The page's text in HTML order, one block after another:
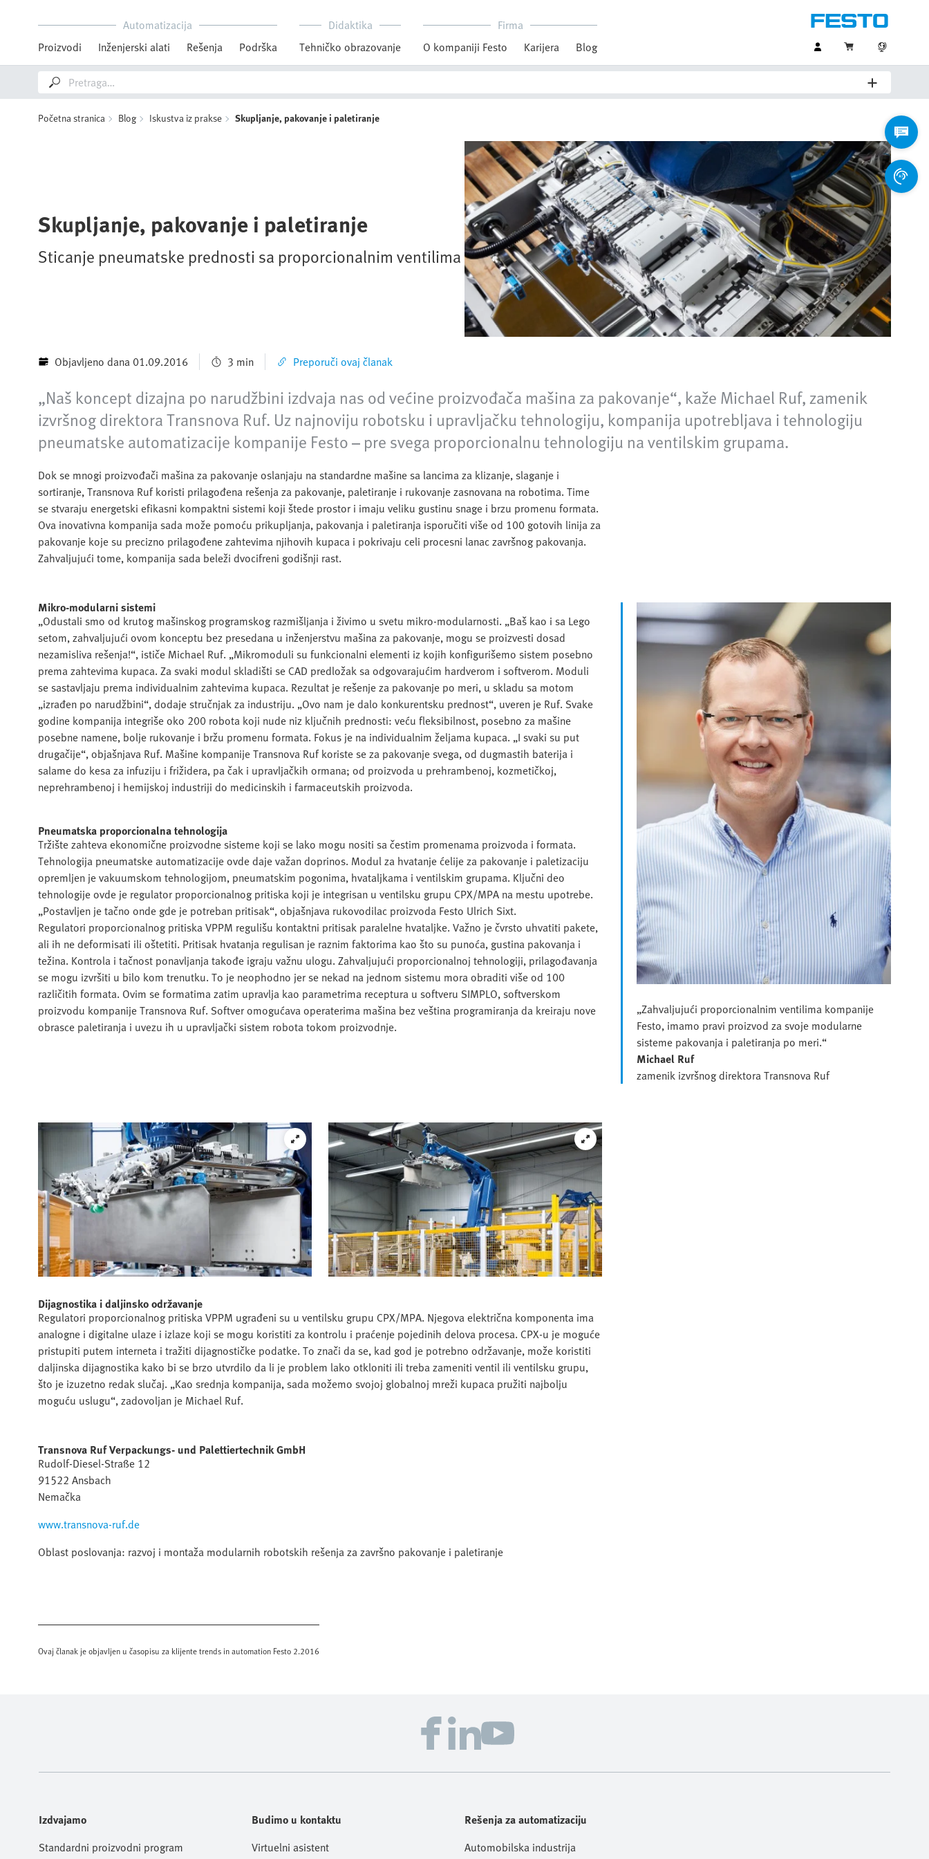
Automatizacija
Proizvodi
Inženjerski alati Rešenja Podrška
Didaktika
Tehničko obrazovanje
Firma
O kompaniji Festo
Karijera Blog
Početna stranica Blog Iskustva iz prakse Skupljanje, pakovanje i paletiranje
Skupljanje, pakovanje i paletiranje
Sticanje pneumatske prednosti sa proporcionalnim ventilima
Objavljeno dana 01.09.2016 3 min Preporuči ovaj članak
„Naš koncept dizajna po narudžbini izdvaja nas od većine proizvođača mašina za pakovanje“, kaže Michael Ruf, zamenik
izvršnog direktora Transnova Ruf. Uz najnoviju robotsku i upravljačku tehnologiju, kompanija upotrebljava i tehnologiju
pneumatske automatizacije kompanije Festo – pre svega proporcionalnu tehnologiju na ventilskim grupama.
Dok se mnogi proizvođači mašina za pakovanje oslanjaju na standardne mašine sa lancima za klizanje, slaganje i
sortiranje, Transnova Ruf koristi prilagođena rešenja za pakovanje, paletiranje i rukovanje zasnovana na robotima. Time
se stvaraju energetski efikasni kompaktni sistemi koji štede prostor i imaju veliku gustinu snage i brzu promenu formata.
Ova inovativna kompanija sada može pomoću prikupljanja, pakovanja i paletiranja isporučiti više od 100 gotovih linija za
pakovanje koje su precizno prilagođene zahtevima njihovih kupaca i pokrivaju celi procesni lanac završnog pakovanja.
Zahvaljujući tome, kompanija sada beleži dvocifreni godišnji rast.
Mikro-modularni sistemi
„Odustali smo od krutog mašinskog programskog razmišljanja i živimo u svetu mikro-modularnosti. „Baš kao i sa Lego
setom, zahvaljujući ovom konceptu bez presedana u inženjerstvu mašina za pakovanje, mogu se proizvesti dosad
nezamisliva rešenja!“, ističe Michael Ruf. „Mikromoduli su funkcionalni elementi iz kojih konfigurišemo sistem posebno
prema zahtevima kupaca. Za svaki modul skladišti se CAD predložak sa odgovarajućim hardverom i softverom. Moduli
se sastavljaju prema individualnim zahtevima kupaca. Rezultat je rešenje za pakovanje po meri, u skladu sa motom
„izrađen po narudžbini“, dodaje stručnjak za industriju. „Ovo nam je dalo konkurentsku prednost“, uveren je Ruf. Svake
godine kompanija integriše oko 200 robota koji nude niz ključnih prednosti: veću fleksibilnost, posebno za mašine
posebne namene, bolje rukovanje i bržu promenu formata. Fokus je na individualnim željama kupaca. „I svaki su put
drugačije“, objašnjava Ruf. Mašine kompanije Transnova Ruf koriste se za pakovanje svega, od dugmastih baterija i
salame do kesa za infuziju i frižidera, pa čak i upravljačkih ormana; od proizvoda u prehrambenoj, kozmetičkoj,
neprehrambenoj i hemijskoj industriji do medicinskih i farmaceutskih proizvoda.
Pneumatska proporcionalna tehnologija
Tržište zahteva ekonomične proizvodne sisteme koji se lako mogu nositi sa čestim promenama proizvoda i formata.
Tehnologija pneumatske automatizacije ovde daje važan doprinos. Modul za hvatanje ćelije za pakovanje i paletizaciju
opremljen je vakuumskom tehnologijom, pneumatskim pogonima, hvataljkama i ventilskim grupama. Ključni deo
tehnologije ovde je regulator proporcionalnog pritiska koji je integrisan u ventilsku grupu CPX/MPA na mestu upotrebe.
„Postavljen je tačno onde gde je potreban pritisak“, objašnjava rukovodilac proizvoda Festo Ulrich Sixt.
Regulatori proporcionalnog pritiska VPPM regulišu kontaktni pritisak paralelne hvataljke. Važno je čvrsto uhvatiti pakete,
ali ih ne deformisati ili oštetiti. Pritisak hvatanja regulisan je raznim faktorima kao što su punoća, gustina pakovanja i
težina. Kontrola i tačnost ponavljanja takođe igraju važnu ulogu. Zahvaljujući proporcionalnoj tehnologiji, prilagođavanja
se mogu izvršiti u bilo kom trenutku. To je neophodno jer se nekad na jednom sistemu mora obraditi više od 100
različitih formata. Ovim se formatima zatim upravlja kao parametrima receptura u softveru SIMPLO, softverskom
proizvodu kompanije Transnova Ruf. Softver omogućava operaterima mašina bez veština programiranja da kreiraju nove
obrasce paletiranja i uvezu ih u upravljački sistem robota tokom proizvodnje.
„Zahvaljujući proporcionalnim ventilima kompanije
Festo, imamo pravi proizvod za svoje modularne
sisteme pakovanja i paletiranja po meri.“
Michael Ruf
zamenik izvršnog direktora Transnova Ruf
Dijagnostika i daljinsko održavanje
Regulatori proporcionalnog pritiska VPPM ugrađeni su u ventilsku grupu CPX/MPA. Njegova električna komponenta ima
analogne i digitalne ulaze i izlaze koji se mogu koristiti za kontrolu i praćenje pojedinih delova procesa. CPX-u je moguće
pristupiti putem interneta i tražiti dijagnostičke podatke. To znači da se, kad god je potrebno održavanje, može koristiti
daljinska dijagnostika kako bi se brzo utvrdilo da li je problem lako otkloniti ili treba zameniti ventil ili ventilsku grupu,
što je izuzetno redak slučaj. „Kao srednja kompanija, sada možemo svojoj globalnoj mreži kupaca pružiti najbolju
moguću uslugu“, zadovoljan je Michael Ruf.
Transnova Ruf Verpackungs- und Palettiertechnik GmbH
Rudolf-Diesel-Straße 12
91522 Ansbach
Nemačka
www.transnova-ruf.de
Oblast poslovanja: razvoj i montaža modularnih robotskih rešenja za završno pakovanje i paletiranje
Ovaj članak je objavljen u časopisu za klijente trends in automation Festo 2.2016
Izdvajamo
Standardni proizvodni program
Budimo u kontaktu
Virtuelni asistent
Rešenja za automatizaciju
Automobilska industrija